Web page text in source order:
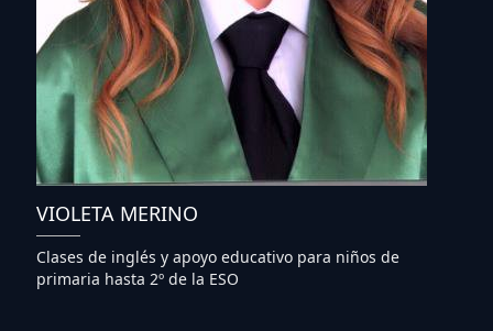
VIOLETA MERINO
Clases de inglés y apoyo educativo para niños de
primaria hasta 2º de la ESO